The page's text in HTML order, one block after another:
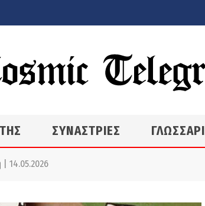
ΣΥΝΑΣΤΡΙΕΣ ΓΛΩΣΣΑΡΙ
14.05.2026